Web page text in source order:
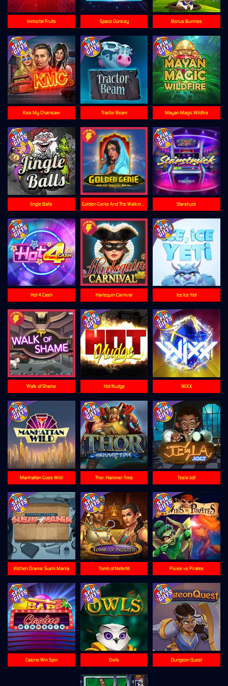
Manhattan Goes Wild
Kiss My Chainsaw Tractor Beam
Casino Win Spin
Hot Nudge
Space Donkey
Starstruck
Tomb of Nefertiti
Golden Genie And The Walking Wilds
Immortal Fruits
Tesla Jolt
Dungeon Quest
Mayan Magic Wildfire
WiXX
Bonus Bunnies
Hot 4 Cash
Owls
Jingle Balls
Harlequin Carnival
Walk of Shame
Kitchen Drama: Sushi Mania Pixies vs Pirates
Thor: Hammer Time
Ice Ice Yeti